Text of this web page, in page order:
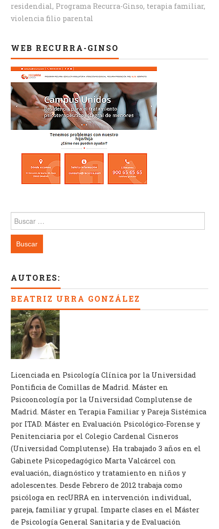
residendial, Programa Recurra-Ginso, terapia familiar,
violencia filio parental
WEB RECURRA-GINSO
Buscar:
AUTORES:
BEATRIZ URRA GONZÁLEZ
Licenciada en Psicología Clínica por la Universidad
Pontificia de Comillas de Madrid. Máster en
Psicooncología por la Universidad Complutense de
Madrid. Máster en Terapia Familiar y Pareja Sistémica
por ITAD. Máster en Evaluación Psicológico-Forense y
Penitenciaria por el Colegio Cardenal Cisneros
(Universidad Complutense). Ha trabajado 3 años en el
Gabinete Psicopedagógico Marta Valcárcel con
evaluación, diagnóstico y tratamiento en niños y
adolescentes. Desde Febrero de 2012 trabaja como
psicóloga en recURRA en intervención individual,
pareja, familiar y grupal. Imparte clases en el Máster
de Psicología General Sanitaria y de Evaluación